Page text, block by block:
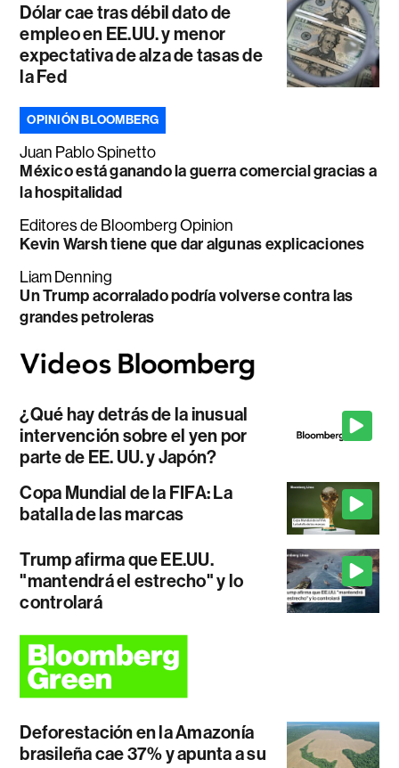
Dólar cae tras débil dato de
empleo en EE.UU. y menor
expectativa de alza de tasas de
la Fed
OPINIÓN BLOOMBERG
Juan Pablo Spinetto
México está ganando la guerra comercial gracias a
la hospitalidad
Editores de Bloomberg Opinion
Kevin Warsh tiene que dar algunas explicaciones
Liam Denning
Un Trump acorralado podría volverse contra las
grandes petroleras
¿Qué hay detrás de la inusual
intervención sobre el yen por
parte de EE. UU. y Japón?
Copa Mundial de la FIFA: La
batalla de las marcas
Trump afirma que EE.UU.
"mantendrá el estrecho" y lo
controlará
Deforestación en la Amazonía
brasileña cae 37% y apunta a su